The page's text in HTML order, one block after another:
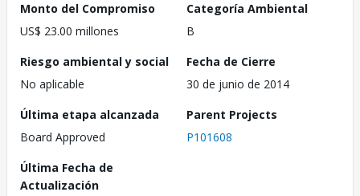
Monto del Compromiso
US$ 23.00 millones
Categoría Ambiental
B
Riesgo ambiental y social
No aplicable
Fecha de Cierre
30 de junio de 2014
Última etapa alcanzada
Board Approved
Parent Projects
P101608
Última Fecha de
Actualización